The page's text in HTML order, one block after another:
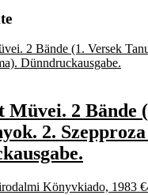
Müvei. 2 Bände
2.
Könyvkiado, 1983 €